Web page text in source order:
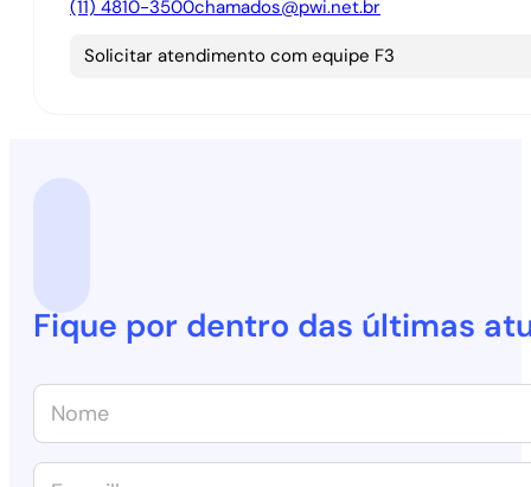
(11) 4810-3500chamados@pwi.net.br
Solicitar atendimento com equipe F3
Fique por dentro das últimas
N
m
e
E